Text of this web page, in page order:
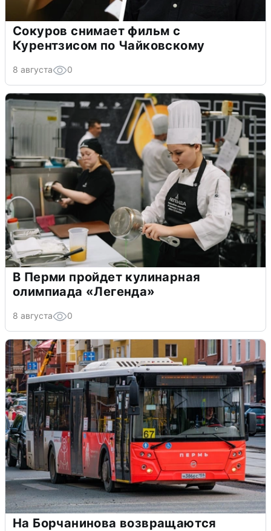
Сокуров снимает фильм с
Курентзисом по Чайковскому
8 августа 0
В Перми пройдет кулинарная
олимпиада «Легенда»
8 августа 0
На Борчанинова возвращаются